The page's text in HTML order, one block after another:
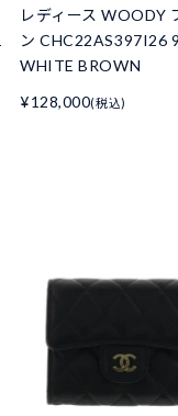
レディース WOODY
ン CHC22AS397I26
WHITE BROWN
¥128,000(税込)